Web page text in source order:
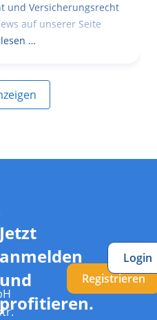
und Versicherungsrecht
auf unserer Seite
…
Jetzt
anmelden
und
profitieren.
Registrieren
Login